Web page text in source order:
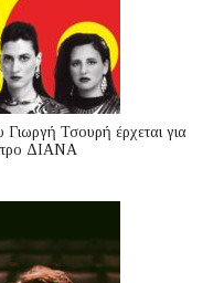
Τσουρή έρχεται για
ΔΙΑΝΑ